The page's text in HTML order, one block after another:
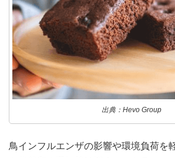
出典：Hevo Group
鳥インフルエンザの影響や環境負荷を